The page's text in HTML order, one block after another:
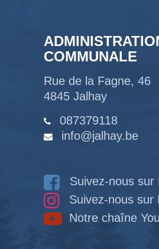
COMMUNALE
Rue de la Fagne, 46
4845 Jalhay
087379118
info@jalhay.be
Suivez-nous sur
Suivez-nous sur
Notre chaîne